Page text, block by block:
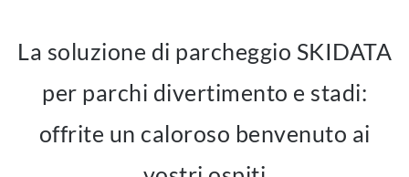
La soluzione di parcheggio SKIDATA
per parchi divertimento e stadi:
offrite un caloroso benvenuto ai